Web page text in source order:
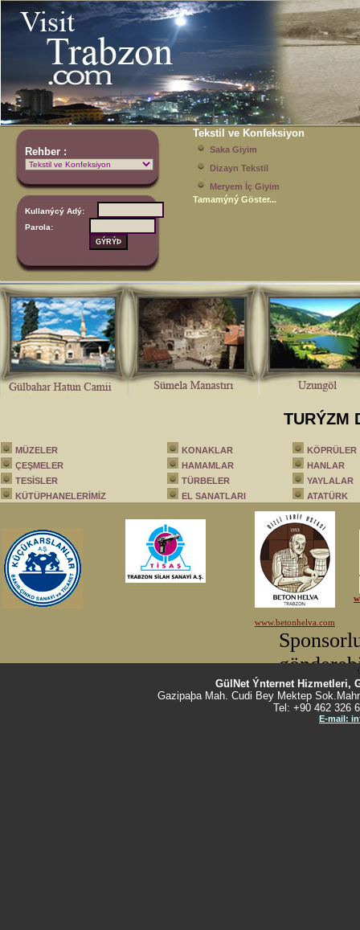
Rehber :
Tekstil ve Konfeksiyon
Saka Giyim
Dizayn Tekstil
Meryem İç Giyim
Tamamýný Göster...
Kullanýcý Adý:
Parola:
TURÝZM
MÜZELER KONAKLAR
KÖPRÜLER
ÇEŞMELER
HAMAMLAR
HANLAR
TESİSLER
TÜRBELER
YAYLALAR
KÜTÜPHANELERİMİZ
EL SANATLARI ATATÜRK
GülNet Ýnternet Hizmetleri,
Gazipaþa Mah. Cudi Bey Mektep
Tel: +90 462 326
E-mail: